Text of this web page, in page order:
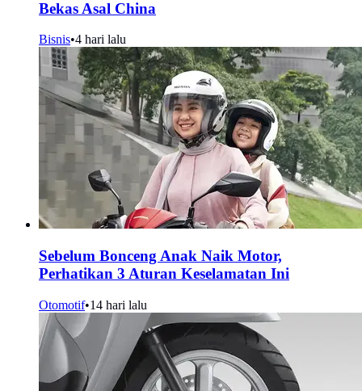
Bekas Asal China
Bisnis•4 hari lalu
Sebelum Bonceng Anak Naik Motor,
Perhatikan 3 Aturan Keselamatan Ini
Otomotif•14 hari lalu